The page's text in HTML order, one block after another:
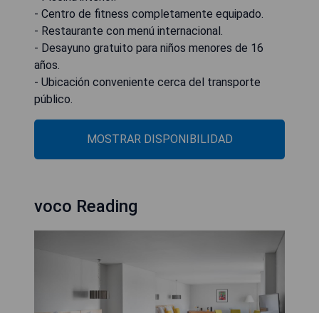
- Centro de fitness completamente equipado.
- Restaurante con menú internacional.
- Desayuno gratuito para niños menores de 16
años.
- Ubicación conveniente cerca del transporte
público.
MOSTRAR DISPONIBILIDAD
voco Reading